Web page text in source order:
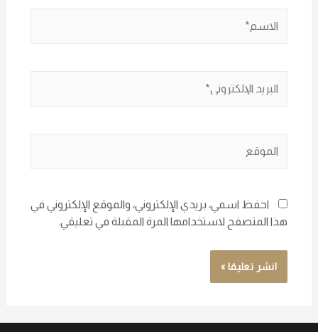
احفظ اسمي، بريدي الإلكتروني، والموقع الإلكتروني في
هذا المتصفح لاستخدامها المرة المقبلة في تعليقي.